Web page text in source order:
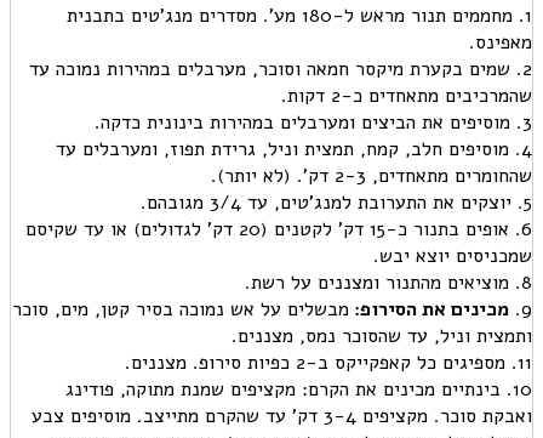
1. מחממים תנור מראש ל-180 מע'. מסדרים מנג'טים בתבנית
מאפינס.
2. שמים בקערת מיקסר חמאה וסוכר, מערבלים במהירות נמוכה עד
שהמרכיבים מתאחדים כ-2 דקות.
3. מוסיפים את הביצים ומערבלים במהירות בינונית כדקה.
4. מוסיפים חלב, קמח, תמצית וניל, גרידת תפוז, ומערבלים עד
שהחומרים מתאחדים, 2-3 דק'. (לא יותר).
5. יוצקים את התערובת למנג'טים, עד 3/4 מגובהם.
6. אופים בתנור כ-15 דק' לקטנים (20 דק' לגדולים) או עד שקיסם
שמכניסים יוצא יבש.
8. מוציאים מהתנור ומצננים על רשת.
9. מכינים את הסירופ: מבשלים על אש נמוכה בסיר קטן, מים, סוכר
ותמצית וניל, עד שהסוכר נמס, מצננים.
11. מספיגים כל קאפקייקס ב-2 כפיות סירופ. מצננים.
10. בינתיים מכינים את הקרם: מקציפים שמנת מתוקה, פודינג
ואבקת סוכר. מקציפים 3-4 דק' עד שהקרם מתייצב. מוסיפים צבע